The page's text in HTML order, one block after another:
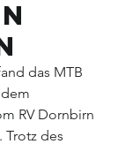
das MTB
RV Dornbirn
Trotz des